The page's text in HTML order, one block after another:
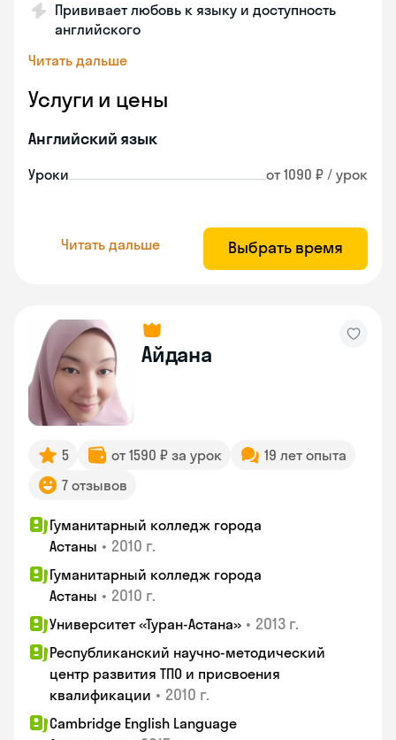
Прививает любовь к языку и доступность
английского
Читать дальше
Услуги и цены
Английский язык
Уроки от 1090 ₽ / урок
Читать дальше Выбрать время
Айдана
5 от 1590 ₽ за урок
19 лет опыта
7 отзывов
Гуманитарный колледж города
Астаны • 2010 г.
Гуманитарный колледж города
Астаны • 2010 г.
Университет «Туран-Астана» • 2013 г.
Республиканский научно-методический
центр развития ТПО и присвоения
квалификации • 2010 г.
Cambridge English Language